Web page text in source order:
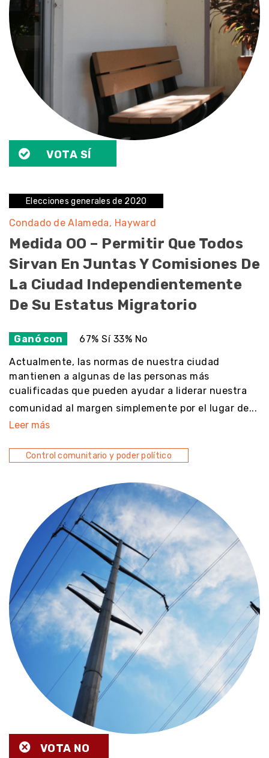
VOTA SÍ
Elecciones generales de 2020
Condado de Alameda Hayward
Medida OO – Permitir Que Todos
Sirvan En Juntas Y Comisiones De
La Ciudad Independientemente
De Su Estatus Migratorio
Ganó con 67% Sí 33% No
Actualmente, las normas de nuestra ciudad
mantienen a algunas de las personas más
cualificadas que pueden ayudar a liderar nuestra
comunidad al margen simplemente por el lugar de...
Leer más
Control comunitario y poder político
VOTA NO